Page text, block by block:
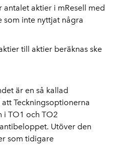
aktier i mResell med
som inte nyttjat några
till aktier beräknas ske
är en så kallad
Teckningsoptionerna
i TO1 och TO2
Utöver den
som tidigare